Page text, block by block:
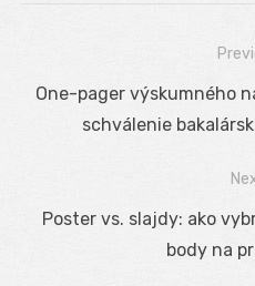
Navigácia
Previous
One-pager výskumného
schválenie
Next
Poster vs. slajdy: ako
body na